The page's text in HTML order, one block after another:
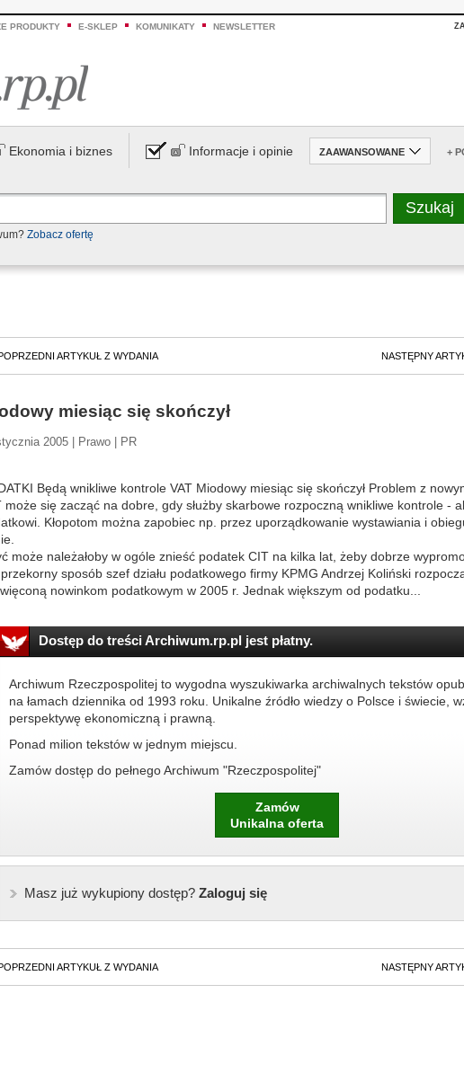
PRODUKTY E-SKLEP KOMUNIKATY NEWSLETTER
Ekonomia i biznes Informacje i opinie ZAAWANSOWANE +
Zobacz ofertę
ARTYKUŁ Z WYDANIA NASTĘPNY
miesiąc się skończył
2005 | Prawo | PR
Będą wnikliwe kontrole VAT Miodowy miesiąc się skończył Problem z
może się zacząć na dobre, gdy służby skarbowe rozpoczną wnikliwe kontrole -
Kłopotom można zapobiec np. przez uporządkowanie wystawiania i
może należałoby w ogóle znieść podatek CIT na kilka lat, żeby dobrze
sposób szef działu podatkowego firmy KPMG Andrzej Koliński
nowinkom podatkowym w 2005 r. Jednak większym od podatku...
Dostęp do treści Archiwum.rp.pl jest płatny.
Archiwum Rzeczpospolitej to wygodna wyszukiwarka archiwalnych tekstów
na łamach dziennika od 1993 roku. Unikalne źródło wiedzy o Polsce i świecie,
perspektywę ekonomiczną i prawną.
Ponad milion tekstów w jednym miejscu.
Zamów dostęp do pełnego Archiwum "Rzeczpospolitej"
Zamów
Unikalna oferta
Masz już wykupiony dostęp?Zaloguj się
ARTYKUŁ Z WYDANIA NASTĘPNY